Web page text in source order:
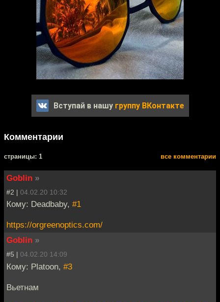
Вступай в нашу группу ВКонтакте
Комментарии
cтраницы: 1 все комментарии
Goblin »
#2 | 04.02.20 10:32
Кому: Deadbaby, #1
https://orgreenoptics.com/
Goblin »
#5 | 04.02.20 14:09
Кому: Platoon, #3
Вьетнам